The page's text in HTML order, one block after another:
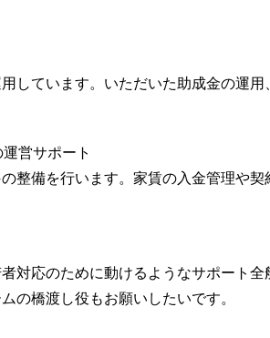
しています。いただいた助成金の運
営サポート
整備を行います。家賃の入金管理や
対応のために動けるようなサポート
の橋渡し役もお願いしたいです。